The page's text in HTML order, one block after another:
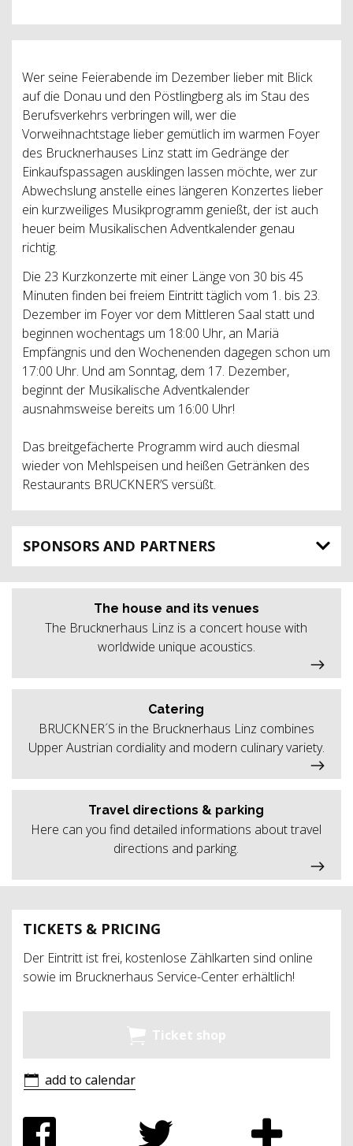
Wer seine Feierabende im Dezember lieber mit Blick
auf die Donau und den Pöstlingberg als im Stau des
Berufsverkehrs verbringen will, wer die
Vorweihnachtstage lieber gemütlich im warmen Foyer
des Brucknerhauses Linz statt im Gedränge der
Einkaufspassagen ausklingen lassen möchte, wer zur
Abwechslung anstelle eines längeren Konzertes lieber
ein kurzweiliges Musikprogramm genießt, der ist auch
heuer beim Musikalischen Adventkalender genau
richtig.
Die 23 Kurzkonzerte mit einer Länge von 30 bis 45
Minuten finden bei freiem Eintritt täglich vom 1. bis 23.
Dezember im Foyer vor dem Mittleren Saal statt und
beginnen wochentags um 18:00 Uhr, an Mariä
Empfängnis und den Wochenenden dagegen schon um
17:00 Uhr. Und am Sonntag, dem 17. Dezember,
beginnt der Musikalische Adventkalender
ausnahmsweise bereits um 16:00 Uhr!
Das breitgefächerte Programm wird auch diesmal
wieder von Mehlspeisen und heißen Getränken des
Restaurants BRUCKNER’S versüßt.
SPONSORS AND PARTNERS
TICKETS & PRICING
Der Eintritt ist frei, kostenlose Zählkarten sind online
sowie im Brucknerhaus Service-Center erhältlich!
Ticket shop
add to calendar
The house and its venues
The Brucknerhaus Linz is a concert house with
worldwide unique acoustics.
Catering
BRUCKNER´S in the Brucknerhaus Linz combines
Upper Austrian cordiality and modern culinary variety.
Travel directions & parking
Here can you find detailed informations about travel
directions and parking.